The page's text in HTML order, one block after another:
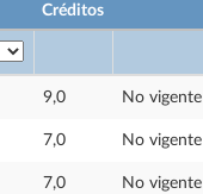
Créditos
9,0 No vigente
7,0 No vigente
7,0 No vigente